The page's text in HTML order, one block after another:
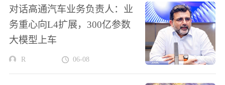
对话高通汽车业务负责人：业
务重心向L4扩展，300亿参数
大模型上车
R 06-08